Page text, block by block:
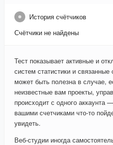
История счётчиков
Счётчики не найдены
Тест показывает активные и
систем статистики и
может быть полезна в случае,
неизвестные вам проекты,
происходит с одного
вашими счетчиками что-то
увидеть.
Веб-студии иногда